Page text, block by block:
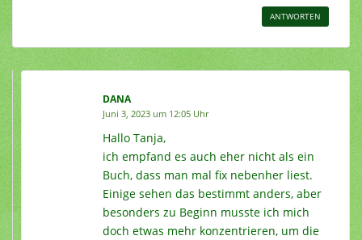
ANTWORTEN
DANA
Juni 3, 2023 um 12:05 Uhr
Hallo Tanja,
ich empfand es auch eher nicht als ein
Buch, dass man mal fix nebenher liest.
Einige sehen das bestimmt anders, aber
besonders zu Beginn musste ich mich
doch etwas mehr konzentrieren, um die